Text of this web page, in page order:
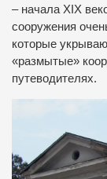
– начала ХІХ
сооружения
которые
«размытые»
путеводителях.